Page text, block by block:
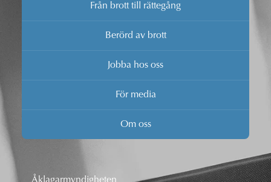
Från brott till rättegång
Berörd av brott
Jobba hos oss
För media
Om oss
Åklagarmyndigheten